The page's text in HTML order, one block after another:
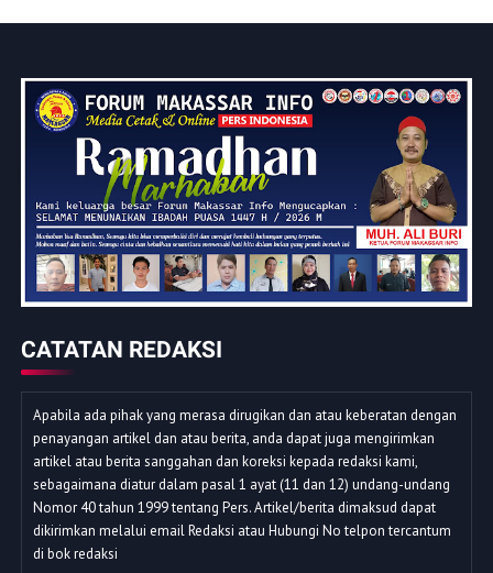
CATATAN REDAKSI
Apabila ada pihak yang merasa dirugikan dan atau keberatan dengan
penayangan artikel dan atau berita, anda dapat juga mengirimkan
artikel atau berita sanggahan dan koreksi kepada redaksi kami,
sebagaimana diatur dalam pasal 1 ayat (11 dan 12) undang-undang
Nomor 40 tahun 1999 tentang Pers. Artikel/berita dimaksud dapat
dikirimkan melalui email Redaksi atau Hubungi No telpon tercantum
di bok redaksi